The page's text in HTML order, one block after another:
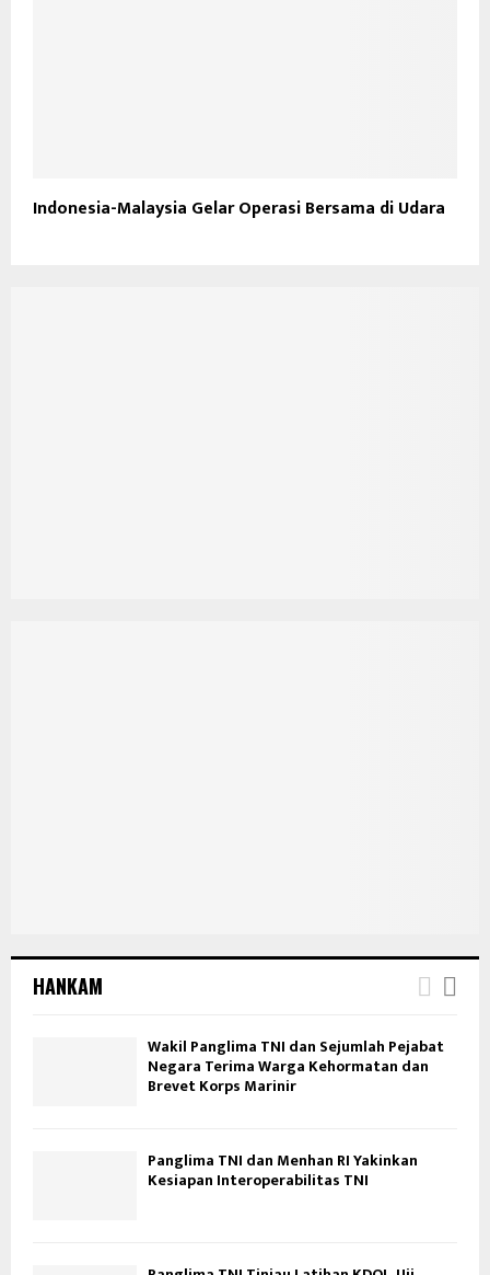
Indonesia-Malaysia Gelar Operasi Bersama di Udara
HANKAM
Wakil Panglima TNI dan Sejumlah Pejabat
Negara Terima Warga Kehormatan dan
Brevet Korps Marinir
Panglima TNI dan Menhan RI Yakinkan
Kesiapan Interoperabilitas TNI